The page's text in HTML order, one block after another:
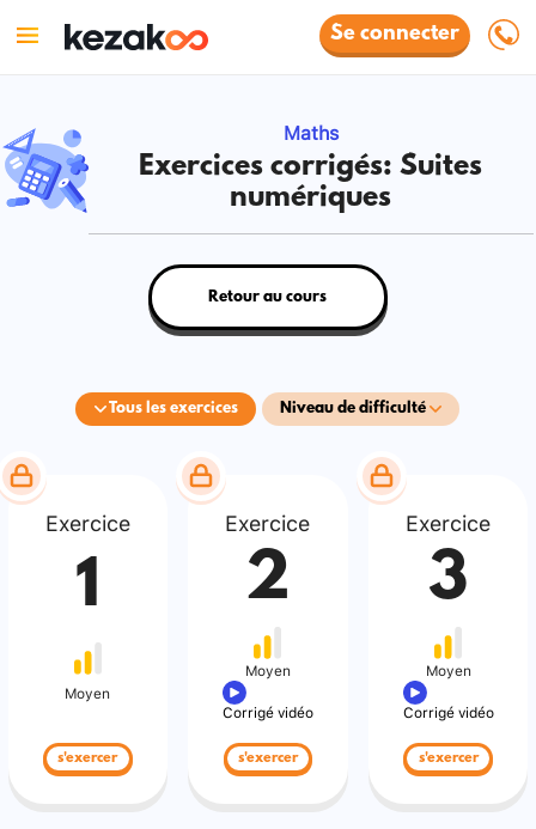
Se connecter
Maths
Exercices corrigés: Suites
numériques
Tous les exercices Niveau de difficulté
Retour au cours
Exercice
1
Moyen
s'exercer
Exercice
2
Moyen
Corrigé vidéo
s'exercer
Exercice
3
Moyen
Corrigé vidéo
s'exercer